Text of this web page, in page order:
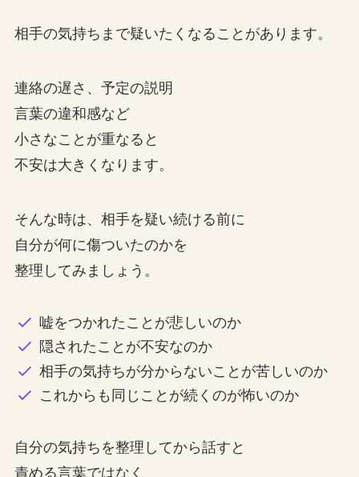
相手の気持ちまで疑いたくなることがあります。
連絡の遅さ、予定の説明
言葉の違和感など
小さなことが重なると
不安は大きくなります。
そんな時は、相手を疑い続ける前に
自分が何に傷ついたのかを
整理してみましょう。
嘘をつかれたことが悲しいのか
隠されたことが不安なのか
相手の気持ちが分からないことが苦しいのか
これからも同じことが続くのが怖いのか
自分の気持ちを整理してから話すと
責める言葉ではなく